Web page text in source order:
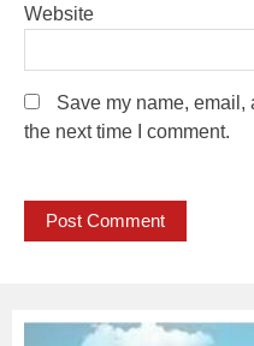
Website
Save my name,
the next time I comment.